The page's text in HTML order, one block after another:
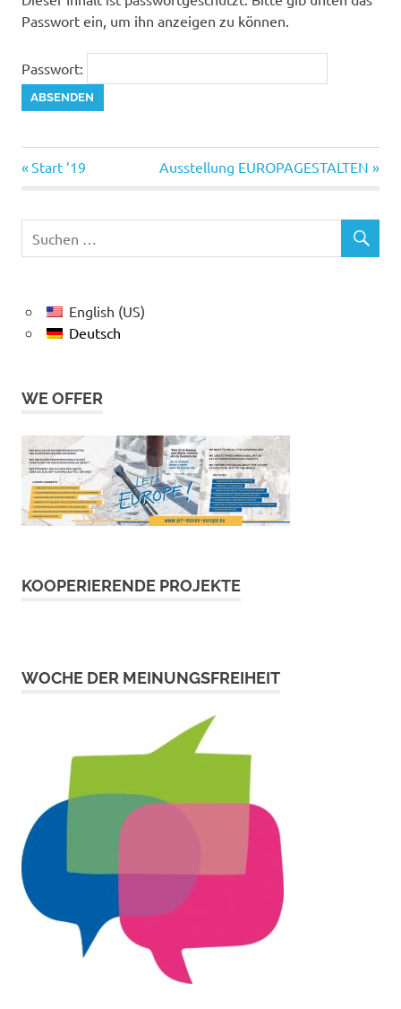
Passwort ein, um ihn anzeigen zu können.
Passwort:
Beitragsnavigation
Vorheriger
Beitrag:
Start ’19
Nächster
Beitrag:
Ausstellung EUROPAGESTALTEN
English (US)
Deutsch
WE OFFER
KOOPERIERENDE PROJEKTE
WOCHE DER MEINUNGSFREIHEIT